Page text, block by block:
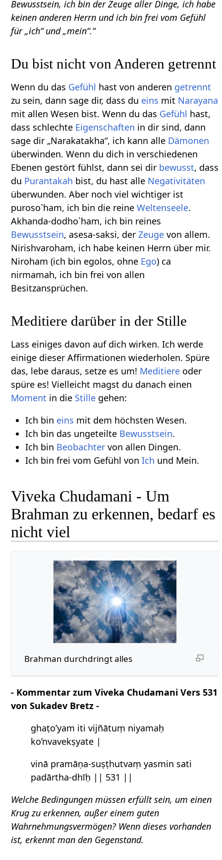
Bewusstsein, ich bin der Zeuge aller Dinge, ich habe
keinen anderen Herrn und ich bin frei vom Gefühl
für „ich“ und „mein“.“
Du bist nicht von Anderen getrennt
Wenn du das Gefühl hast von anderen getrennt
zu sein, dann sage dir, dass du eins mit Narayana
mit allen Wesen bist. Wenn du das Gefühl hast,
dass schlechte Eigenschaften in dir sind, dann
sage dir „Narakatakha“, ich kann alle Dämonen
überwinden. Wenn du dich in verschiedenen
Ebenen gestört fühlst, dann sei dir bewusst, dass
du Purantakah bist, du hast alle Negativitäten
überwunden. Aber noch viel wichtiger ist
puroso`ham, ich bin die reineWeltenseele.
Akhanda-dodho`ham, ich bin reines
Bewusstsein, asesa-saksi, derZeuge von allem.
Nirishvaroham, ich habe keinen Herrn über mir.
Niroham (ich bin egolos, ohne Ego) ca
nirmamah, ich bin frei von allen
Besitzansprüchen.
Meditiere darüber in der Stille
Lass einiges davon auf dich wirken. Ich werde
einige dieser Affirmationen wiederholen. Spüre
das, lebe daraus, setze es um! Meditiere oder
spüre es! Vielleicht magst du danach einen
Moment in die Stille gehen:
Ich bin eins mit dem höchsten Wesen.
Ich bin das ungeteilte Bewusstsein.
Ich bin Beobachtervon allen Dingen.
Ich bin frei vom Gefühl von Ich und Mein.
Viveka Chudamani - Um
Brahman zu erkennen, bedarf es
nicht viel
Brahman durchdringt alles
- Kommentar zum Viveka Chudamani Vers 531
von Sukadev Bretz -
ghaṭo’yam iti vijñātuṃ niyamaḥ
ko’nvavekṣyate |
vinā pramāṇa-suṣṭhutvaṃ yasmin sati
padārtha-dhīḥ || 531 ||
Welche Bedingungen müssen erfüllt sein, um einen
Krug zu erkennen, außer einem guten
Wahrnehmungsvermögen? Wenn dieses vorhanden
ist, erkennt man den Gegenstand.